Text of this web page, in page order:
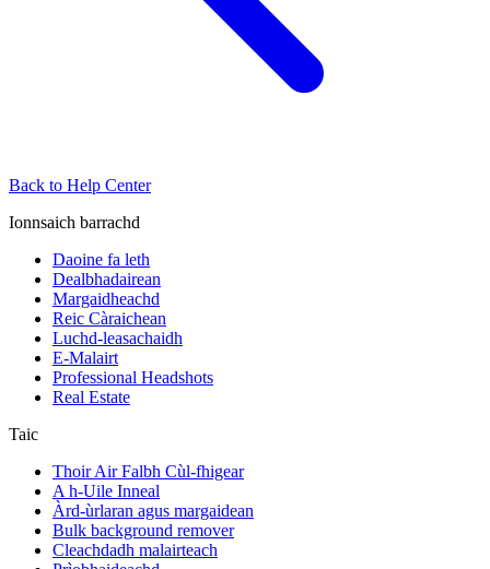
Back to Help Center
Ionnsaich barrachd
Daoine fa leth
Dealbhadairean
Margaidheachd
Reic Càraichean
Luchd-leasachaidh
E-Malairt
Professional Headshots
Real Estate
Taic
Thoir Air Falbh Cùl-fhigear
A h-Uile Inneal
Àrd-ùrlaran agus margaidean
Bulk background remover
Cleachdadh malairteach